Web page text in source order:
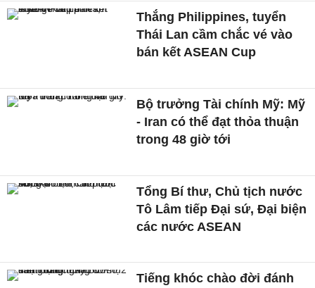
Thắng Philippines, tuyển
Thái Lan cầm chắc vé vào
bán kết ASEAN Cup
Bộ trưởng Tài chính Mỹ: Mỹ
- Iran có thể đạt thỏa thuận
trong 48 giờ tới
Tổng Bí thư, Chủ tịch nước
Tô Lâm tiếp Đại sứ, Đại biện
các nước ASEAN
Tiếng khóc chào đời đánh